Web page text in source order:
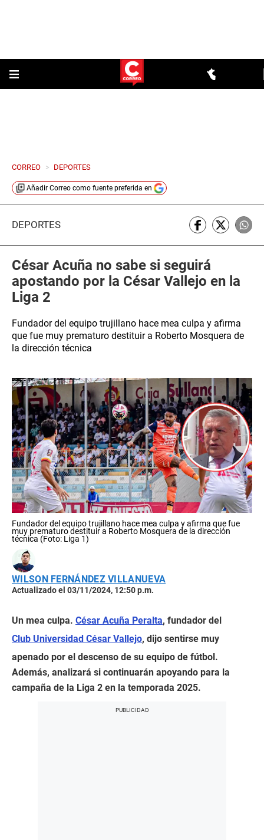
CORREO > DEPORTES
Añadir Correo como fuente preferida en
DEPORTES
César Acuña no sabe si seguirá
apostando por la César Vallejo en la
Liga 2
Fundador del equipo trujillano hace mea culpa y afirma
que fue muy prematuro destituir a Roberto Mosquera de
la dirección técnica
Fundador del equipo trujillano hace mea culpa y afirma que fue
muy prematuro destituir a Roberto Mosquera de la dirección
técnica (Foto: Liga 1)
WILSON FERNÁNDEZ VILLANUEVA
Actualizado el 03/11/2024, 12:50 p.m.
Un mea culpa. César Acuña Peralta, fundador del
Club Universidad César Vallejo, dijo sentirse muy
apenado por el descenso de su equipo de fútbol.
Además, analizará si continuarán apoyando para la
campaña de la Liga 2 en la temporada 2025.